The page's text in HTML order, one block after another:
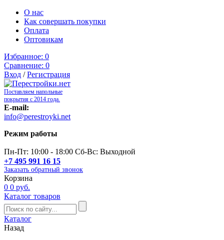
О нас
Как совершать покупки
Оплата
Оптовикам
Избранное: 0
Сравнение: 0
Вход /Регистрация
Поставляем напольные
покрытия с 2014 года.
E-mail:
info@perestroyki.net
Режим работы
Пн-Пт: 10:00 - 18:00 Сб-Вс: Выходной
+7 495 991 16 15
Заказать обратный звонок
Корзина
0 0 руб.
Каталог товаров
Каталог
Назад